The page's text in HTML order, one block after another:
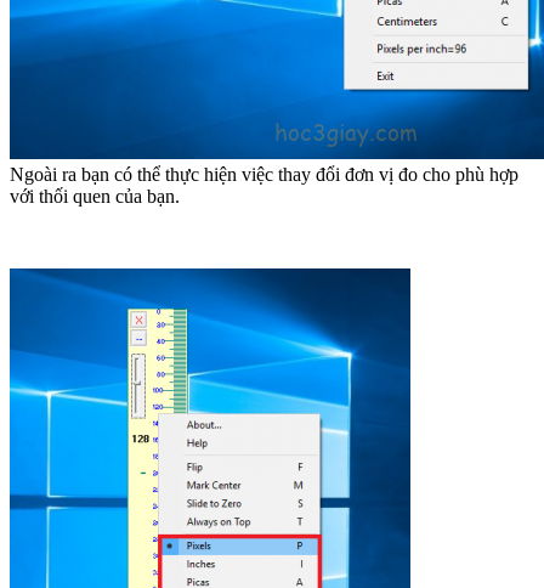
Ngoài ra bạn có thể thực hiện việc thay đổi đơn vị đo cho phù hợp
với thối quen của bạn.